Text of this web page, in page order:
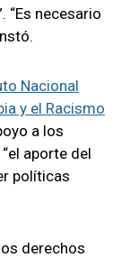
“Es necesario
Nacional
y el Racismo
a los
aporte del
políticas
derechos